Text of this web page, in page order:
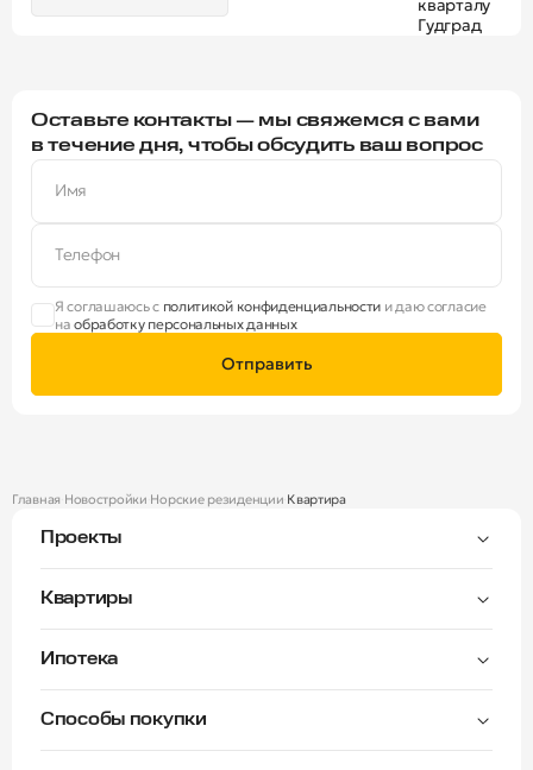
Оставьте контакты — мы свяжемся с вами
в течение дня, чтобы обсудить ваш вопрос
Имя
Телефон
Я соглашаюсь с политикой конфиденциальности и даю согласие
наобработку персональных данных
Отправить
Главная Новостройки Норские резиденции Квартира
Проекты
Тверицы
Норские резиденции
Квартиры
Окна на две стороны
Ипотека
Способы покупки